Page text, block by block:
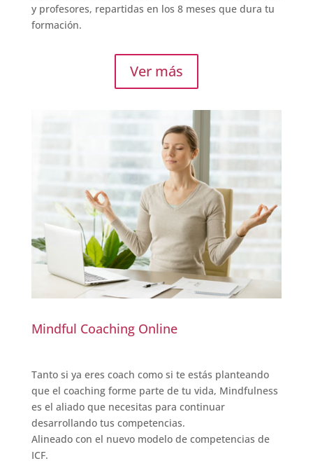
y profesores, repartidas en los 8 meses que dura tu
formación.
Ver más
Mindful Coaching Online
Tanto si ya eres coach como si te estás planteando
que el coaching forme parte de tu vida, Mindfulness
es el aliado que necesitas para continuar
desarrollando tus competencias.
Alineado con el nuevo modelo de competencias de
ICF.